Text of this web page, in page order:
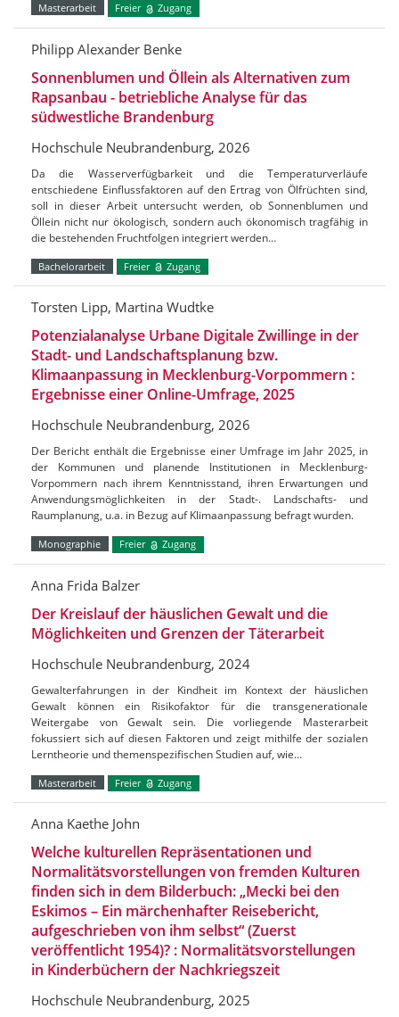
Masterarbeit Freier Zugang
Philipp Alexander Benke
Sonnenblumen und Öllein als Alternativen zum
Rapsanbau - betriebliche Analyse für das
südwestliche Brandenburg
Hochschule Neubrandenburg, 2026
Da die Wasserverfügbarkeit und die Temperaturverläufe
entschiedene Einflussfaktoren auf den Ertrag von Ölfrüchten sind,
soll in dieser Arbeit untersucht werden, ob Sonnenblumen und
Öllein nicht nur ökologisch, sondern auch ökonomisch tragfähig in
die bestehenden Fruchtfolgen integriert werden…
Bachelorarbeit Freier Zugang
Torsten Lipp, Martina Wudtke
Potenzialanalyse Urbane Digitale Zwillinge in der
Stadt- und Landschaftsplanung bzw.
Klimaanpassung in Mecklenburg-Vorpommern :
Ergebnisse einer Online-Umfrage, 2025
Hochschule Neubrandenburg, 2026
Der Bericht enthält die Ergebnisse einer Umfrage im Jahr 2025, in
der Kommunen und planende Institutionen in Mecklenburg-
Vorpommern nach ihrem Kenntnisstand, ihren Erwartungen und
Anwendungsmöglichkeiten in der Stadt-. Landschafts- und
Raumplanung, u.a. in Bezug auf Klimaanpassung befragt wurden.
Monographie Freier Zugang
Anna Frida Balzer
Der Kreislauf der häuslichen Gewalt und die
Möglichkeiten und Grenzen der Täterarbeit
Hochschule Neubrandenburg, 2024
Gewalterfahrungen in der Kindheit im Kontext der häuslichen
Gewalt können ein Risikofaktor für die transgenerationale
Weitergabe von Gewalt sein. Die vorliegende Masterarbeit
fokussiert sich auf diesen Faktoren und zeigt mithilfe der sozialen
Lerntheorie und themenspezifischen Studien auf, wie…
Masterarbeit Freier Zugang
Anna Kaethe John
Welche kulturellen Repräsentationen und
Normalitätsvorstellungen von fremden Kulturen
finden sich in dem Bilderbuch: „Mecki bei den
Eskimos – Ein märchenhafter Reisebericht,
aufgeschrieben von ihm selbst“ (Zuerst
veröffentlicht 1954)? : Normalitätsvorstellungen
in Kinderbüchern der Nachkriegszeit
Hochschule Neubrandenburg, 2025